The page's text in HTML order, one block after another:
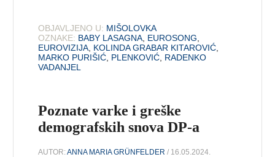
OBJAVLJENO U: MIŠOLOVKA
OZNAKE: BABY LASAGNA EUROSONG
EUROVIZIJA KOLINDA GRABAR KITAROVIĆ
MARKO PURIŠIĆ PLENKOVIĆ RADENKO
VADANJEL
Poznate varke i greške
demografskih snova DP-a
AUTOR:ANNA MARIA GRÜNFELDER / 16.05.2024.